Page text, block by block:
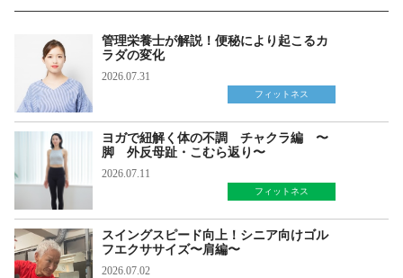
管理栄養士が解説！便秘により起こるカ
ラダの変化
2026.07.31
フィットネス
ヨガで紐解く体の不調 チャクラ編 〜
脚 外反母趾・こむら返り〜
2026.07.11
フィットネス
スイングスピード向上！シニア向けゴル
フエクササイズ〜肩編〜
2026.07.02